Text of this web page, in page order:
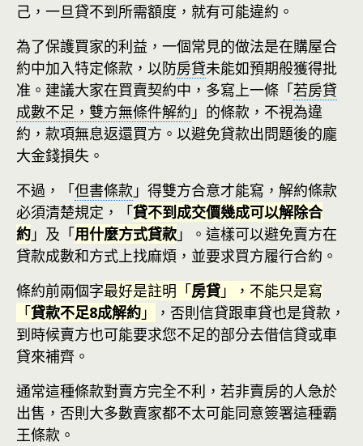
己，一旦貸不到所需額度，就有可能違約。
為了保護買家的利益，一個常見的做法是在購屋合
約中加入特定條款，以防房貸未能如預期般獲得批
准。建議大家在買賣契約中，多寫上一條「若房貸
成數不足，雙方無條件解約 」的條款，不視為違
約，款項無息返還買方。以避免貸款出問題後的龐
大金錢損失。
不過，「但書條款 」得雙方合意才能寫，解約條款
必須清楚規定，「貸不到成交價幾成可以解除合
約 」及「用什麼方式貸款 」。這樣可以避免賣方在
貸款成數和方式上找麻煩，並要求買方履行合約。
條約前兩個字最好是註明「房貸 」，不能只是寫
「貸款不足8成解約 」
，否則信貸跟車貸也是貸款，
到時候賣方也可能要求您不足的部分去借信貸或車
貸來補齊。
通常這種條款對賣方完全不利，若非賣房的人急於
出售，否則大多數賣家都不太可能同意簽署這種霸
王條款。